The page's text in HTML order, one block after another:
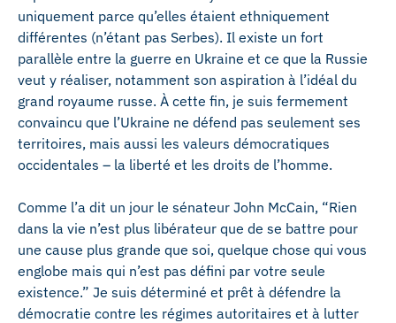
uniquement parce qu’elles étaient ethniquement
différentes (n’étant pas Serbes). Il existe un fort
parallèle entre la guerre en Ukraine et ce que la Russie
veut y réaliser, notamment son aspiration à l’idéal du
grand royaume russe. À cette fin, je suis fermement
convaincu que l’Ukraine ne défend pas seulement ses
territoires, mais aussi les valeurs démocratiques
occidentales – la liberté et les droits de l’homme.
Comme l’a dit un jour le sénateur John McCain, “Rien
dans la vie n’est plus libérateur que de se battre pour
une cause plus grande que soi, quelque chose qui vous
englobe mais qui n’est pas défini par votre seule
existence.” Je suis déterminé et prêt à défendre la
démocratie contre les régimes autoritaires et à lutter